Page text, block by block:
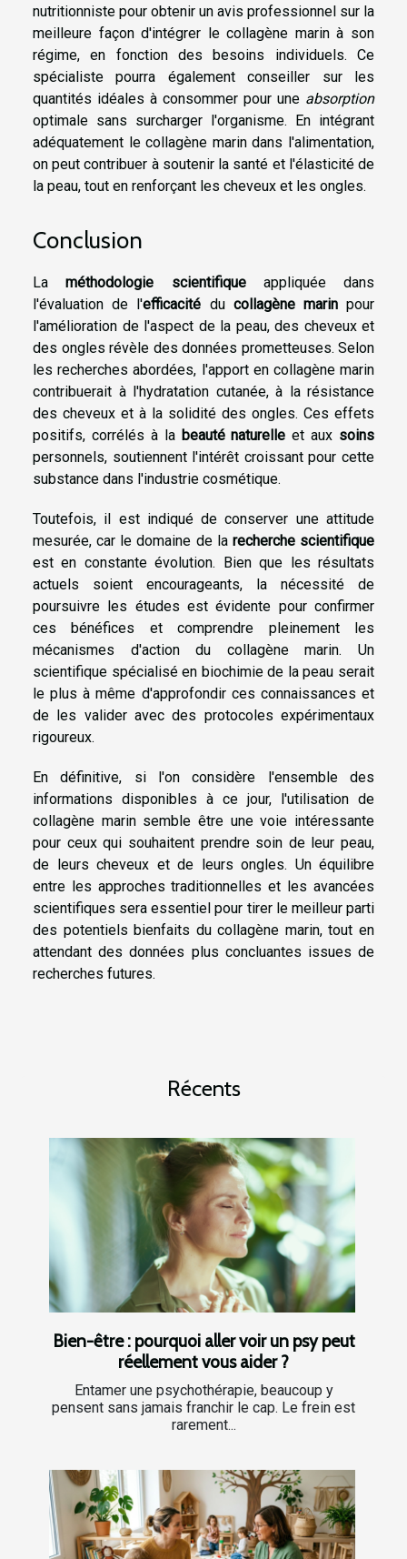
nutritionniste pour obtenir un avis professionnel sur la
meilleure façon d'intégrer le collagène marin à son
régime, en fonction des besoins individuels. Ce
spécialiste pourra également conseiller sur les
quantités idéales à consommer pour une absorption
optimale sans surcharger l'organisme. En intégrant
adéquatement le collagène marin dans l'alimentation,
on peut contribuer à soutenir la santé et l'élasticité de
la peau, tout en renforçant les cheveux et les ongles.
Conclusion
Laméthodologie scientifiqueappliquée dans
l'évaluation de l'efficacité du collagène marinpour
l'amélioration de l'aspect de la peau, des cheveux et
des ongles révèle des données prometteuses. Selon
les recherches abordées, l'apport en collagène marin
contribuerait à l'hydratation cutanée, à la résistance
des cheveux et à la solidité des ongles. Ces effets
positifs, corrélés à la beauté naturelle et aux soins
personnels, soutiennent l'intérêt croissant pour cette
substance dans l'industrie cosmétique.
Toutefois, il est indiqué de conserver une attitude
mesurée, car le domaine de la recherche scientifique
est en constante évolution. Bien que les résultats
actuels soient encourageants, la nécessité de
poursuivre les études est évidente pour confirmer
ces bénéfices et comprendre pleinement les
mécanismes d'action du collagène marin. Un
scientifique spécialisé en biochimie de la peau serait
le plus à même d'approfondir ces connaissances et
de les valider avec des protocoles expérimentaux
rigoureux.
En définitive, si l'on considère l'ensemble des
informations disponibles à ce jour, l'utilisation de
collagène marin semble être une voie intéressante
pour ceux qui souhaitent prendre soin de leur peau,
de leurs cheveux et de leurs ongles. Un équilibre
entre les approches traditionnelles et les avancées
scientifiques sera essentiel pour tirer le meilleur parti
des potentiels bienfaits du collagène marin, tout en
attendant des données plus concluantes issues de
recherches futures.
Récents
Bien-être : pourquoi aller voir un psy peut
réellement vous aider ?
Entamer une psychothérapie, beaucoup y
pensent sans jamais franchir le cap. Le frein est
rarement...